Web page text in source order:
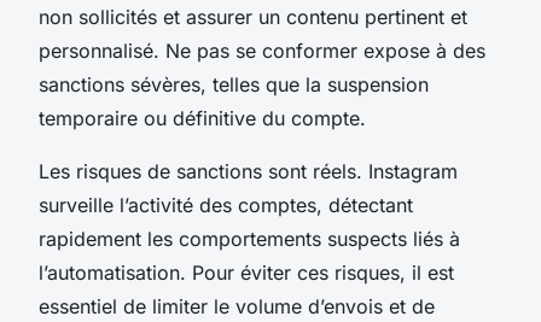
non sollicités et assurer un contenu pertinent et
personnalisé. Ne pas se conformer expose à des
sanctions sévères, telles que la suspension
temporaire ou définitive du compte.
Les risques de sanctions sont réels. Instagram
surveille l’activité des comptes, détectant
rapidement les comportements suspects liés à
l’automatisation. Pour éviter ces risques, il est
essentiel de limiter le volume d’envois et de